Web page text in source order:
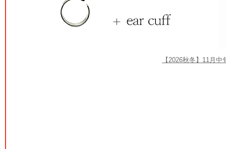
【2026秋冬】11月